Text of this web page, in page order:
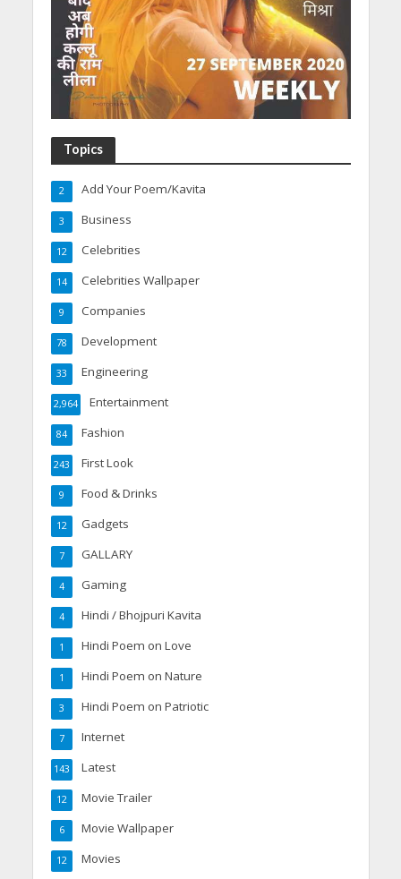
Topics
Add Your Poem/Kavita
2
Business
3
Celebrities
12
Celebrities Wallpaper
14
Companies
9
Development
78
Engineering
33
Entertainment
2,964
Fashion
84
First Look
243
Food & Drinks
9
Gadgets
12
GALLARY
7
Gaming
4
Hindi / Bhojpuri Kavita
4
Hindi Poem on Love
1
Hindi Poem on Nature
1
Hindi Poem on Patriotic
3
Internet
7
Latest
143
Movie Trailer
12
Movie Wallpaper
6
Movies
12